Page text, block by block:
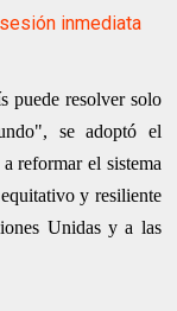
inmediata
puede resolver solo
se adoptó el
reformar el sistema
y resiliente
Unidas y a las